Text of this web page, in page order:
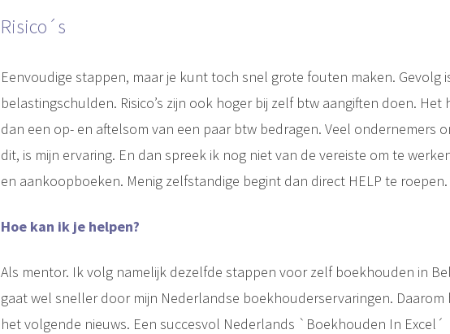
Risico´s
Eenvoudige stappen, maar je kunt toch snel grote fouten maken. Gevolg
belastingschulden. Risico’s zijn ook hoger bij zelf btw aangiften doen. Het
dan een op- en aftelsom van een paar btw bedragen. Veel ondernemers
dit, is mijn ervaring. En dan spreek ik nog niet van de vereiste om te
en aankoopboeken. Menig zelfstandige begint dan direct HELP te roepen.
Hoe kan ik je helpen?
Als mentor. Ik volg namelijk dezelfde stappen voor zelf boekhouden in
gaat wel sneller door mijn Nederlandse boekhouderservaringen. Daarom
het volgende nieuws. Een succesvol Nederlands `Boekhouden In Excel´